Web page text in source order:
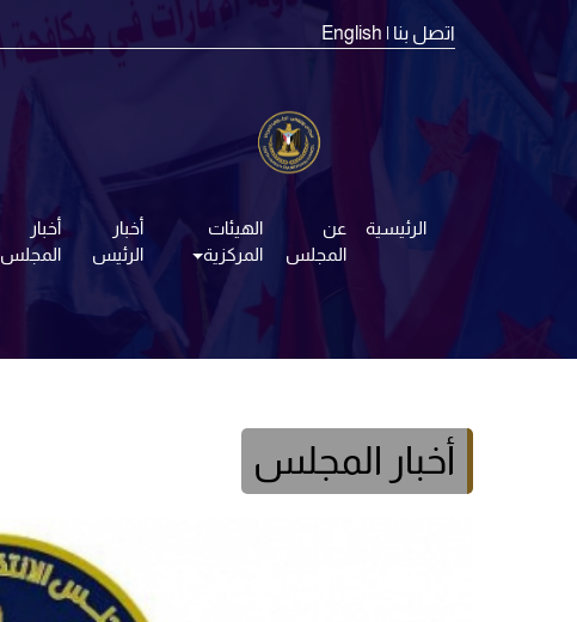
اتصل بنا | English
الرئيسية
عن
المجلس
الهيئات
المركزية
أخبار
الرئيس
أخبار
المجلس
أخبار المجلس